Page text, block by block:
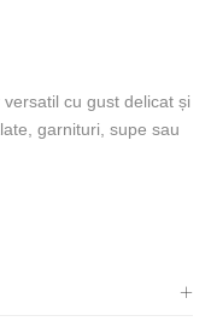
cu gust delicat și
garnituri, supe sau